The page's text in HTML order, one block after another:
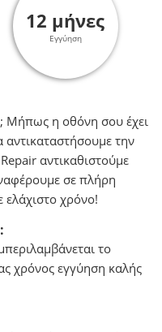
12 μήνες
Εγγύηση
Μήπως η οθόνη σου έχει
αντικαταστήσουμε την
αντικαθιστούμε
σε πλήρη
ελάχιστο χρόνο!
το
χρόνος εγγύηση καλής